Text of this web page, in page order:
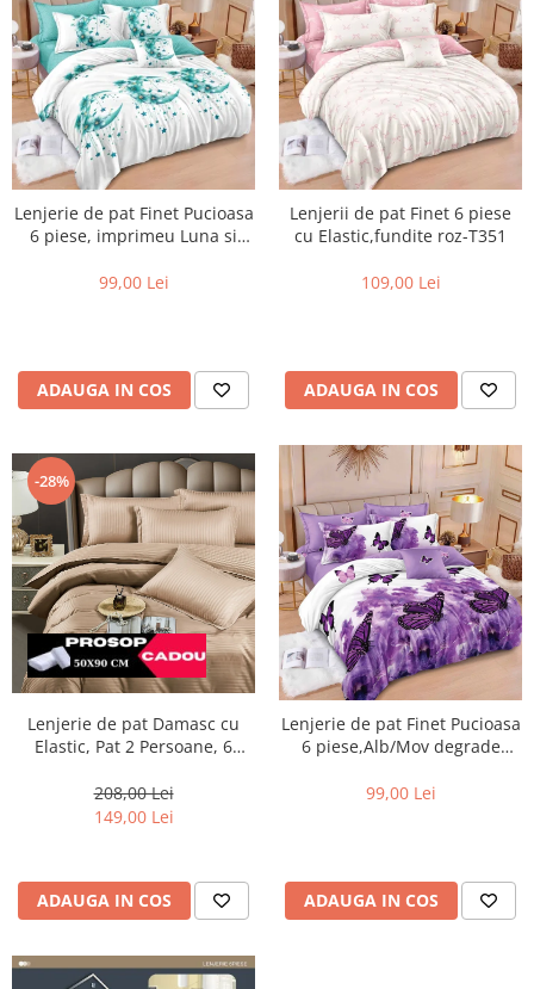
Lenjerie de pat Finet Pucioasa
6 piese, imprimeu Luna si
99,00 Lei
ADAUGA IN COS
Lenjerii de pat Finet 6 piese
cu Elastic,fundite roz-T351
109,00 Lei
ADAUGA IN COS
-28%
Lenjerie de pat Damasc cu
Elastic, Pat 2 Persoane, 6
208,00 Lei
149,00 Lei
ADAUGA IN COS
Lenjerie de pat Finet Pucioasa
6 piese,Alb/Mov degrade
99,00 Lei
ADAUGA IN COS